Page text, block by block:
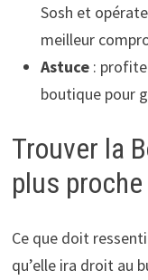
Sosh et
meilleur
Astuce:
boutique pour
Trouver la
plus
Ce que doit
qu’elle ira droit au